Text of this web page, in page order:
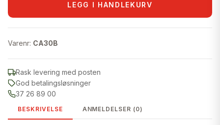
LEGG I HANDLEKURV
Varenr: CA30B
Rask levering med posten
God betalingsløsninger
37 26 89 00
BESKRIVELSE ANMELDELSER (0)